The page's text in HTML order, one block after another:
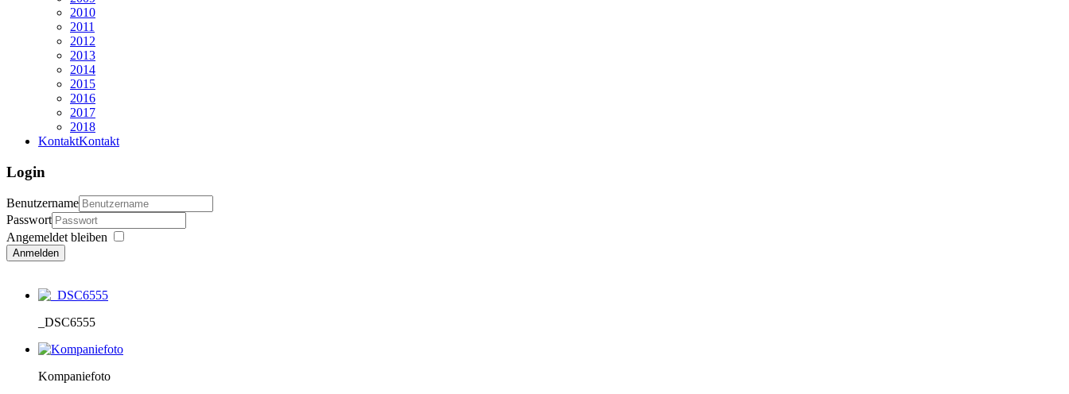
2010
2011
2012
2013
2014
2015
2016
2017
2018
KontaktKontakt
Login
Benutzername
Passwort
Angemeldet bleiben
Anmelden
_DSC6555
Kompaniefoto